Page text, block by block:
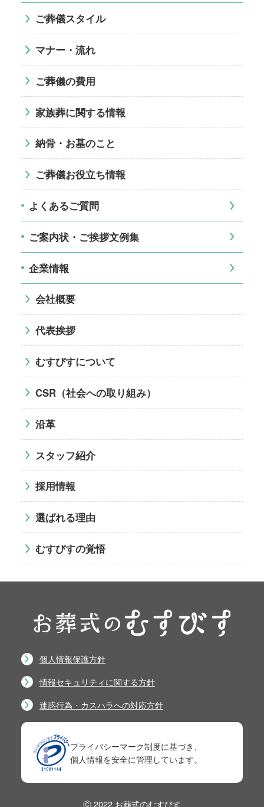
ご葬儀スタイル
マナー・流れ
ご葬儀の費用
家族葬に関する情報
納骨・お墓のこと
ご葬儀お役立ち情報
よくあるご質問
ご案内状・ご挨拶文例集
企業情報
会社概要
代表挨拶
むすびすについて
CSR（社会への取り組み）
沿革
スタッフ紹介
採用情報
選ばれる理由
むすびすの覚悟
個人情報保護方針
情報セキュリティに関する方針
迷惑行為・カスハラへの対応方針
プライバシーマーク制度に基づき、
個人情報を安全に管理しています。
Ⓒ 2022 お葬式のむすびす